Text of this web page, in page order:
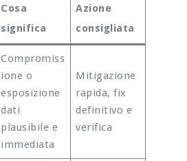
Cosa
significa
Azione
consigliata
Compromiss
ione o
esposizione
dati
plausibile e
immediata
Mitigazione
rapida, fix
definitivo e
verifica